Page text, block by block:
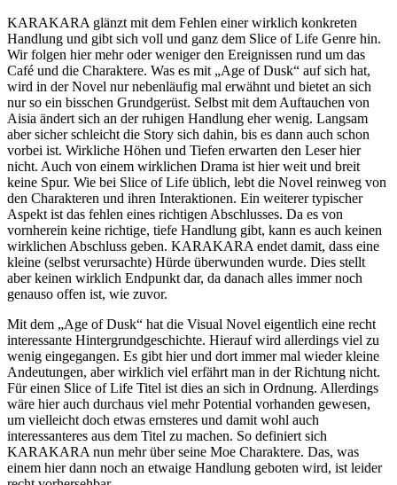
vornherein keine richtige, tiefe Handlung gibt, kann es auch keinen
wirklichen Abschluss geben. KARAKARA endet damit, dass eine
kleine (selbst verursachte) Hürde überwunden wurde. Dies stellt
aber keinen wirklich Endpunkt dar, da danach alles immer noch
genauso offen ist, wie zuvor.
Mit dem „Age of Dusk“ hat die Visual Novel eigentlich eine recht
interessante Hintergrundgeschichte. Hierauf wird allerdings viel zu
wenig eingegangen. Es gibt hier und dort immer mal wieder kleine
Andeutungen, aber wirklich viel erfährt man in der Richtung nicht.
Für einen Slice of Life Titel ist dies an sich in Ordnung. Allerdings
wäre hier auch durchaus viel mehr Potential vorhanden gewesen,
um vielleicht doch etwas ernsteres und damit wohl auch
interessanteres aus dem Titel zu machen. So definiert sich
KARAKARA nun mehr über seine Moe Charaktere. Das, was
einem hier dann noch an etwaige Handlung geboten wird, ist leider
recht vorhersehbar.
Da es sich bei KARAKARA um eine Kinetic Novel handelt, gibt es
hier auch keine Entscheidungsmöglichkeiten. Was die Handlung
angeht, wird man hier also vor vollendete Tatsachen gestellt. Die
beiden Sexszenen bereichern nun nicht wirklich die Handlung und
wirken sogar etwas unangebracht in dem ganzen Setting. Vor allem
die erste Szene ist in dem Moment doch ein bisschen komisch
platziert und passt nicht wirklich zu den Charakteren. Ich würde hier
schon soweit gehen und sagen, dass die All-Ages Version das
bessere Produkt darstellt.
Illustrationen: